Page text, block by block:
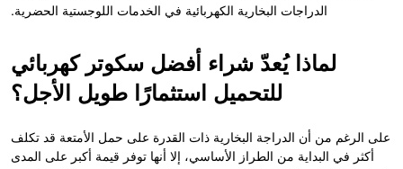
الدراجات البخارية الكهربائية في الخدمات اللوجستية الحضرية.
لماذا يُعدّ شراء أفضل سكوتر كهربائي
للتحميل استثمارًا طويل الأجل؟
على الرغم من أن الدراجة البخارية ذات القدرة على حمل الأمتعة قد تكلف
أكثر في البداية من الطراز الأساسي، إلا أنها توفر قيمة أكبر على المدى